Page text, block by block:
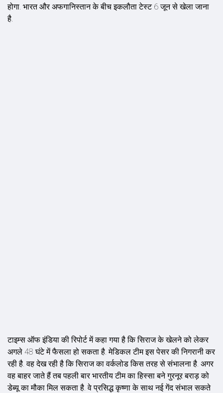
होगा. भारत और अफगानिस्तान के बीच इकलौता टेस्ट 6 जून से खेला जाना
है.
टाइम्स ऑफ इंडिया की रिपोर्ट में कहा गया है कि सिराज के खेलने को लेकर
अगले 48 घंटे में फैसला हो सकता है. मेडिकल टीम इस पेसर की निगरानी कर
रही है. वह देख रही है कि सिराज का वर्कलोड किस तरह से संभालना है. अगर
वह बाहर जाते हैं तब पहली बार भारतीय टीम का हिस्सा बने गुरनूर बराड़ को
डेब्यू का मौका मिल सकता है. वे प्रसिद्ध कृष्णा के साथ नई गेंद संभाल सकते